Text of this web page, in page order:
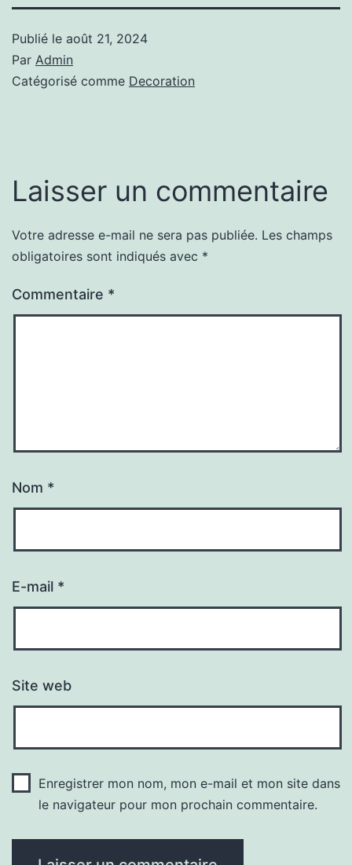
Publié le août 21, 2024
Par Admin
Catégorisé comme Decoration
Laisser un commentaire
Votre adresse e-mail ne sera pas publiée. Les champs
obligatoires sont indiqués avec *
Commentaire *
Nom *
E-mail *
Site web
Enregistrer mon nom, mon e-mail et mon site dans
le navigateur pour mon prochain commentaire.
Alternative: